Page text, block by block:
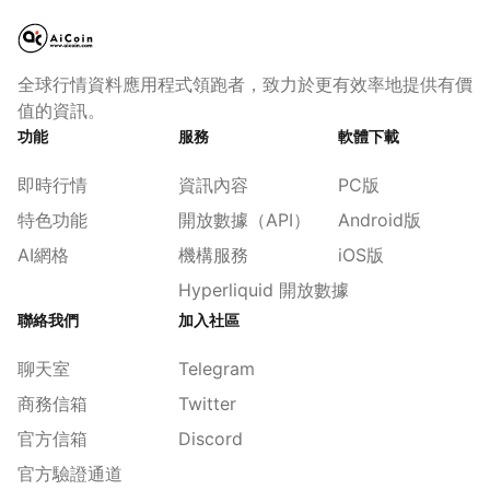
全球行情資料應用程式領跑者，致力於更有效率地提供有價
值的資訊。
功能
即時行情
特色功能
AI網格
服務
資訊內容
開放數據（API）
機構服務
Hyperliquid 開放數據
軟體下載
PC版
Android版
iOS版
聯絡我們
聊天室
商務信箱
官方信箱
官方驗證通道
加入社區
Telegram
Twitter
Discord